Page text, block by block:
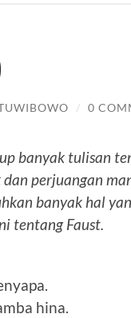
/ 0
banyak tulisan
perjuangan
banyak hal
tentang Faust.
hina.